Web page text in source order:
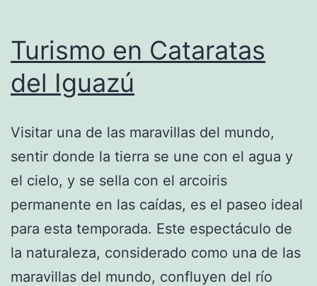
Turismo en Cataratas
del Iguazú
Visitar una de las maravillas del mundo,
sentir donde la tierra se une con el agua y
el cielo, y se sella con el arcoiris
permanente en las caídas, es el paseo ideal
para esta temporada. Este espectáculo de
la naturaleza, considerado como una de las
maravillas del mundo, confluyen del río